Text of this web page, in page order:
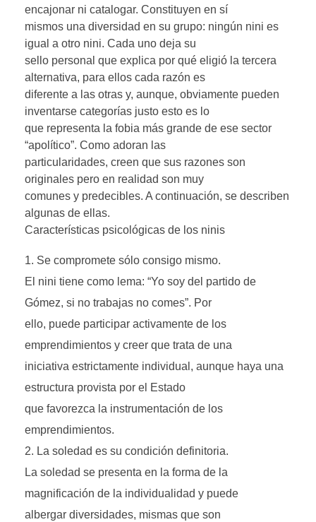
encajonar ni catalogar. Constituyen en sí
mismos una diversidad en su grupo: ningún nini es
igual a otro nini. Cada uno deja su
sello personal que explica por qué eligió la tercera
alternativa, para ellos cada razón es
diferente a las otras y, aunque, obviamente pueden
inventarse categorías justo esto es lo
que representa la fobia más grande de ese sector
“apolítico”. Como adoran las
particularidades, creen que sus razones son
originales pero en realidad son muy
comunes y predecibles. A continuación, se describen
algunas de ellas.
Características psicológicas de los ninis
Se compromete sólo consigo mismo.
El nini tiene como lema: “Yo soy del partido de
Gómez, si no trabajas no comes”. Por
ello, puede participar activamente de los
emprendimientos y creer que trata de una
iniciativa estrictamente individual, aunque haya una
estructura provista por el Estado
que favorezca la instrumentación de los
emprendimientos.
La soledad es su condición definitoria.
La soledad se presenta en la forma de la
magnificación de la individualidad y puede
albergar diversidades, mismas que son